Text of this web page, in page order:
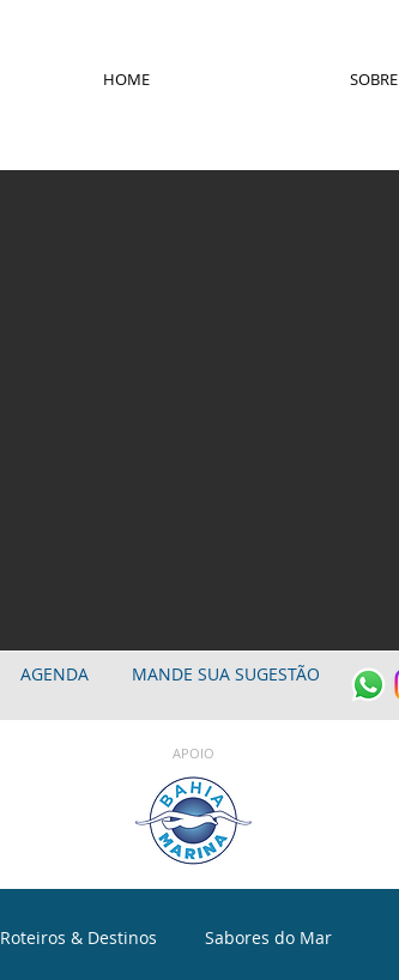
HOME SOBRE
Roteiros & Destinos Sabores do Mar
AGENDA MANDE SUA SUGESTÃO
APOIO